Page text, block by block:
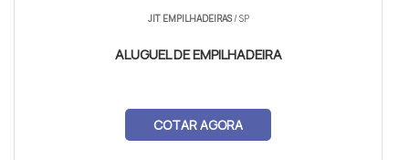
JIT EMPILHADEIRAS/ SP
ALUGUEL DE EMPILHADEIRA
COTAR AGORA